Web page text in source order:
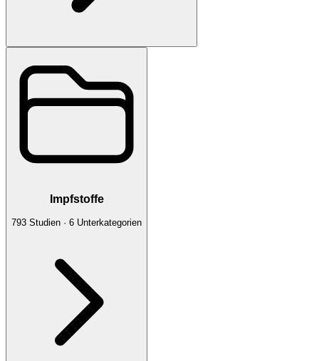
Impfstoffe
793 Studien · 6 Unterkategorien